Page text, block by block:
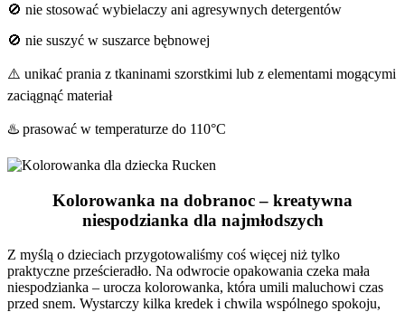
🚫 nie stosować wybielaczy ani agresywnych detergentów
🚫 nie suszyć w suszarce bębnowej
⚠️ unikać prania z tkaninami szorstkimi lub z elementami mogącymi
zaciągnąć materiał
♨️ prasować w temperaturze do 110°C
Kolorowanka na dobranoc – kreatywna
niespodzianka dla najmłodszych
Z myślą o dzieciach przygotowaliśmy coś więcej niż tylko
praktyczne prześcieradło. Na odwrocie opakowania czeka mała
niespodzianka – urocza kolorowanka, która umili maluchowi czas
przed snem. Wystarczy kilka kredek i chwila wspólnego spokoju,